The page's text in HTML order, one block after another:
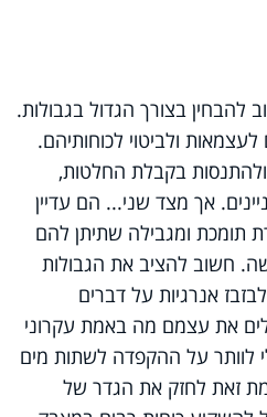
להבחין בצורך הגדול בגבולות.
ולביטוי לכוחותיהם.
בקבלת החלטות,
אך מצד שני... הם עדיין
תומכת ומגבילה שתיתן להם
חשוב להציב את הגבולות
אנרגיות על דברים
את עצמם מה באמת עקרוני
לוותר על ההקפדה לשתות מים
זאת לחזק את הגדר של